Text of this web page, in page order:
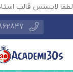
لطفا لایسنس قالب